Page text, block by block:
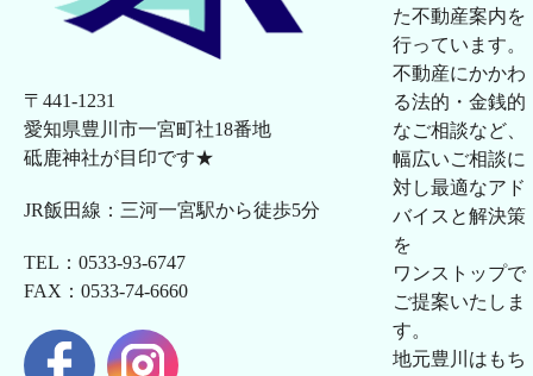
〒441-1231
愛知県豊川市一宮町社18番地
砥鹿神社が目印です★
JR飯田線：三河一宮駅から徒歩5分
TEL：0533-93-6747
FAX：0533-74-6660
た不動産案内を
行っています。
不動産にかかわ
る法的・金銭的
なご相談など、
幅広いご相談に
対し最適なアド
バイスと解決策
を
ワンストップで
ご提案いたしま
す。
地元豊川はもち